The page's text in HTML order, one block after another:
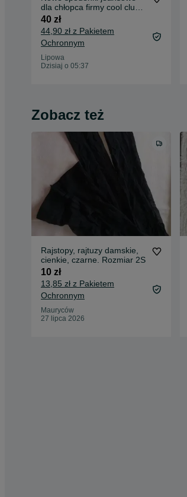
dla chłopca firmy cool club
roz.104
40 zł
44,90 zł z Pakietem
Ochronnym
Lipowa
Dzisiaj o 05:37
Zobacz też
Rajstopy, rajtuzy damskie,
cienkie, czarne. Rozmiar 2S
10 zł
13,85 zł z Pakietem
Ochronnym
Mauryców
27 lipca 2026